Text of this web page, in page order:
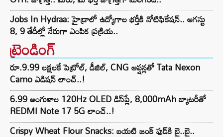
Jobs In Hydraa: హైడ్రాలో ఉద్యోగాల భర్తీకి నోటిఫికేషన్.. ఆగస్టు
8, 9 తేదీల్లో నేరుగా ఎంపిక ప్రక్రియ..
ట్రెండింగ్‌
రూ.9.99 లక్షలకే పెట్రోల్, డీజిల్, CNG ఆప్షన్లతో Tata Nexon
Camo ఎడిషన్ లాంచ్..!
6.99 అంగుళాల 120Hz OLED డిస్‌ప్లే, 8,000mAh బ్యాటరీతో
REDMI Note 17 5G లాంచ్..!
Crispy Wheat Flour Snacks: బయటి జంక్ ఫుడ్‌కి బై..బై..